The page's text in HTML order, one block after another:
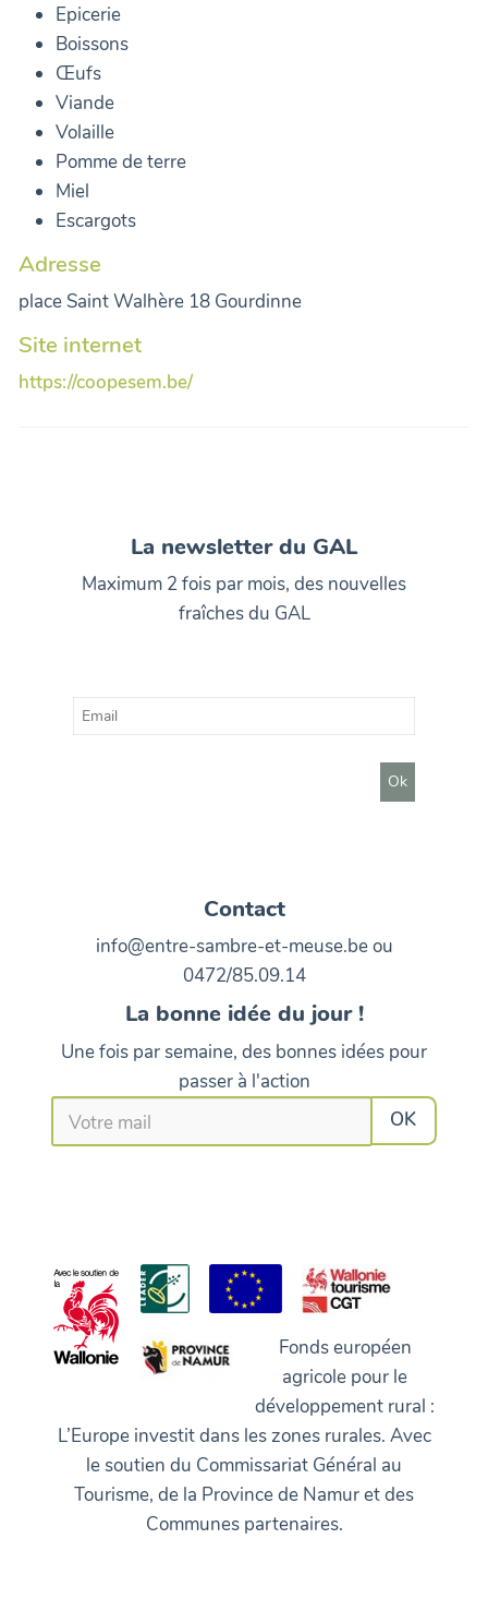
Epicerie
Boissons
Œufs
Viande
Volaille
Pomme de terre
Miel
Escargots
Adresse
place Saint Walhère 18 Gourdinne
Site internet
https://coopesem.be/
La newsletter du GAL
Maximum 2 fois par mois, des nouvelles
fraîches du GAL
Contact
info@entre-sambre-et-meuse.be ou
0472/85.09.14
La bonne idée du jour !
Une fois par semaine, des bonnes idées pour
passer à l'action
Fonds européen
agricole pour le
développement rural :
L’Europe investit dans les zones rurales. Avec
le soutien du Commissariat Général au
Tourisme, de la Province de Namur et des
Communes partenaires.